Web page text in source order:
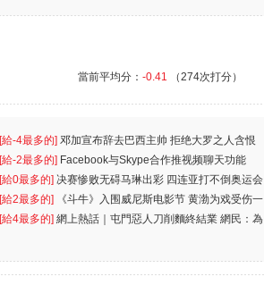
當前平均分： -0.41 （274次打分）
[給-4最多的] 邓加宣布辞去巴西主帅 拒绝大罗之人含恨
离
[給-2最多的] Facebook与Skype合作推视频聊天功能
[給0最多的] 决赛惨败无碍马琳出彩 四连亚打不倒奥运会
[給2最多的]
《斗牛》入围威尼斯电影节 黄渤为戏受伤一
[給4最多的] 網上熱話｜屯門惡人刀削麵終結業 網民：為